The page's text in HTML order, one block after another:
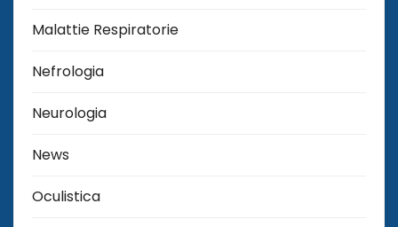
Malattie Respiratorie
Nefrologia
Neurologia
News
Oculistica